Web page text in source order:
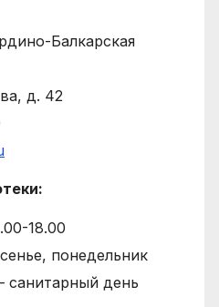
Балкарская
д. 42
18.00
понедельник
санитарный день